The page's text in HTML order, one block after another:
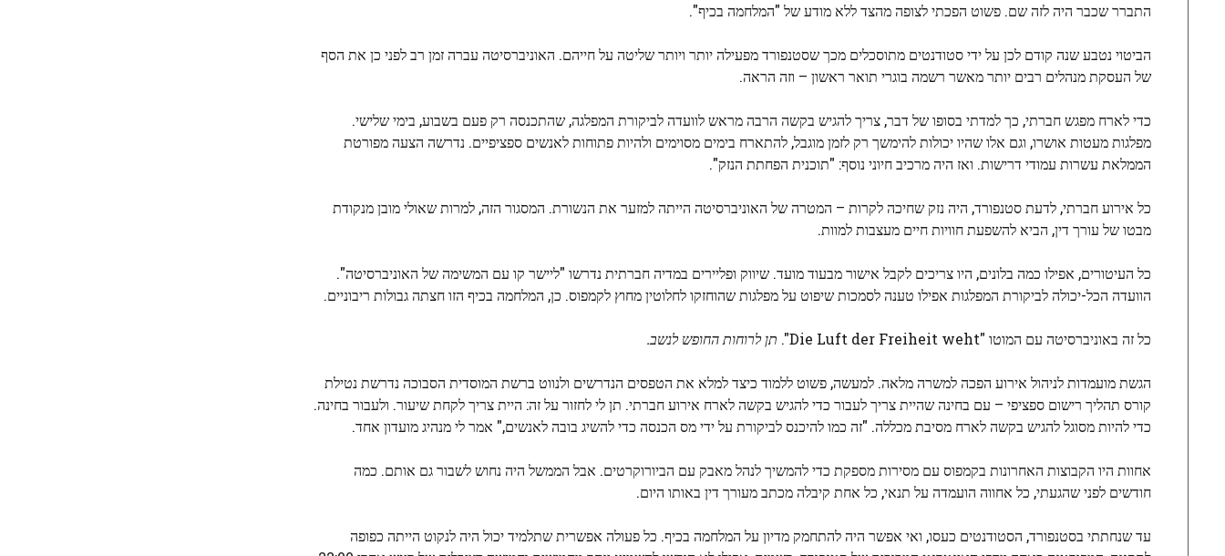
התברר שכבר היה לזה שם. פשוט הפכתי לצופה מהצד ללא מודע של "המלחמה בכיף".
הביטוי נטבע שנה קודם לכן על ידי סטודנטים מתוסכלים מכך שסטנפורד מפעילה יותר ויותר שליטה על חייהם. האוניברסיטה עברה זמן רב לפני כן את הסף
של העסקת מנהלים רבים יותר מאשר רשמה בוגרי תואר ראשון – וזה הראה.
כדי לארח מפגש חברתי, כך למדתי בסופו של דבר, צריך להגיש בקשה הרבה מראש לוועדה לביקורת המפלגה, שהתכנסה רק פעם בשבוע, בימי שלישי.
מפלגות מעטות אושרו, וגם אלו שהיו יכולות להימשך רק לזמן מוגבל, להתארח בימים מסוימים ולהיות פתוחות לאנשים ספציפיים. נדרשה הצעה מפורטת
הממלאת עשרות עמודי דרישות. ואז היה מרכיב חיוני נוסף: "תוכנית הפחתת הנזק".
כל אירוע חברתי, לדעת סטנפורד, היה נזק שחיכה לקרות – המטרה של האוניברסיטה הייתה למזער את הנשורת. המסגור הזה, למרות שאולי מובן מנקודת
מבטו של עורך דין, הביא להשפעת חוויות חיים מעצבות למוות.
כל העיטורים, אפילו כמה בלונים, היו צריכים לקבל אישור מבעוד מועד. שיווק ופליירים במדיה חברתית נדרשו "ליישר קו עם המשימה של האוניברסיטה".
הוועדה הכל-יכולה לביקורת המפלגות אפילו טענה לסמכות שיפוט על מפלגות שהוחזקו לחלוטין מחוץ לקמפוס. כן, המלחמה בכיף הזו חצתה גבולות ריבוניים.
כל זה באוניברסיטה עם המוטו "Die Luft der Freiheit weht". תן לרוחות החופש לנשב.
הגשת מועמדות לניהול אירוע הפכה למשרה מלאה. למעשה, פשוט ללמוד כיצד למלא את הטפסים הנדרשים ולנווט ברשת המוסדית הסבוכה נדרשת נטילת
קורס תהליך רישום ספציפי – עם בחינה שהיית צריך לעבור כדי להגיש בקשה לארח אירוע חברתי. תן לי לחזור על זה: היית צריך לקחת שיעור. ולעבור בחינה.
כדי להיות מסוגל להגיש בקשה לארח מסיבת מכללה. "זה כמו להיכנס לביקורת על ידי מס הכנסה כדי להשיג בובה לאנשים," אמר לי מנהיג מועדון אחד.
אחוות היו הקבוצות האחרונות בקמפוס עם מסירות מספקת כדי להמשיך לנהל מאבק עם הביורוקרטים. אבל הממשל היה נחוש לשבור גם אותם. כמה
חודשים לפני שהגעתי, כל אחווה הועמדה על תנאי, כל אחת קיבלה מכתב מעורך דין באותו היום.
עד שנחתתי בסטנפורד, הסטודנטים כעסו, ואי אפשר היה להתחמק מדיון על המלחמה בכיף. כל פעולה אפשרית שתלמיד יכול היה לנקוט הייתה כפופה